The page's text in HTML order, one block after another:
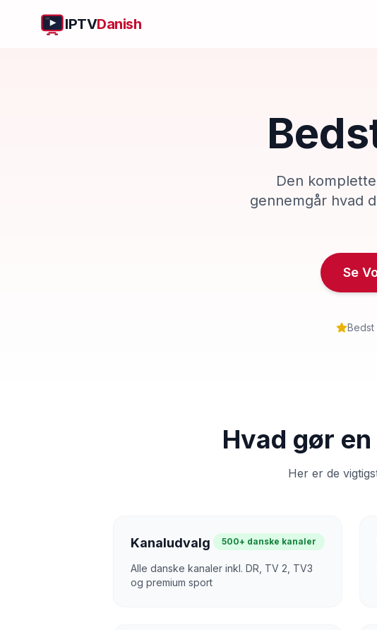
IPTVDanish
Den
gennemgår hvad
Se
Bedst
Hvad gør
Her er de
Kanaludvalg 500+ danske kanaler
Alle danske kanaler inkl. DR, TV 2, TV3
og premium sport